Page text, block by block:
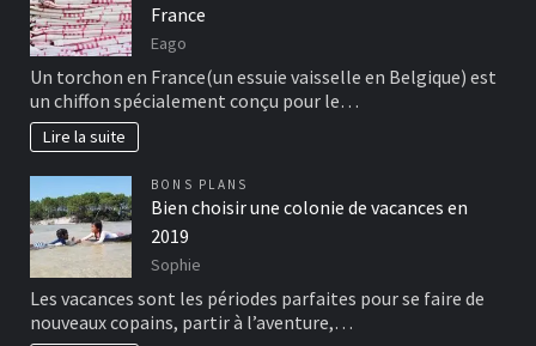
France
Eago
Un torchon en France(un essuie vaisselle en Belgique) est
un chiffon spécialement conçu pour le…
Lire la suite
BONS PLANS
Bien choisir une colonie de vacances en
2019
Sophie
Les vacances sont les périodes parfaites pour se faire de
nouveaux copains, partir à l’aventure,…